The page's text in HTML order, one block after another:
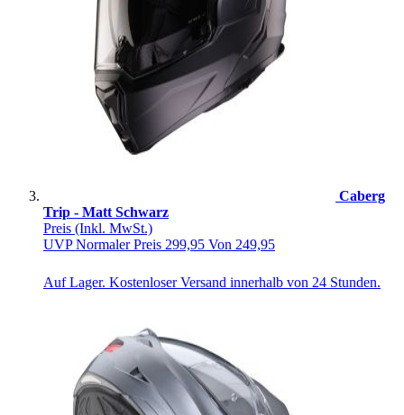
Caberg
Trip - Matt Schwarz
Preis (Inkl. MwSt.)
UVPNormaler Preis 299,95 Von 249,95
Auf Lager. Kostenloser Versand innerhalb von 24 Stunden.